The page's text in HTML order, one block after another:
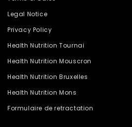
Legal Notice
Privacy Policy
Health Nutrition Tournai
Health Nutrition Mouscron
Health Nutrition Bruxelles
Health Nutrition Mons
Formulaire de retractation